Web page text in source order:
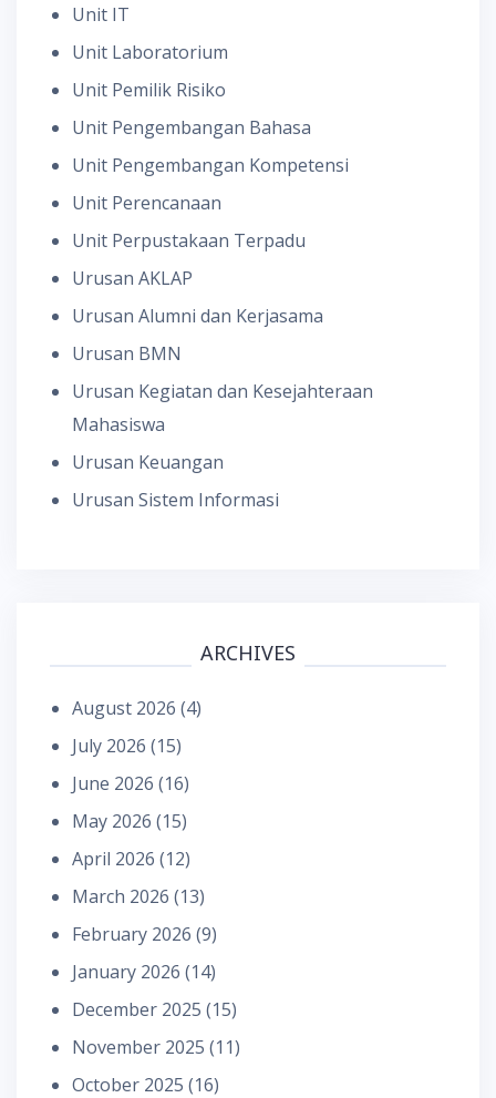
Unit IT
Unit Laboratorium
Unit Pemilik Risiko
Unit Pengembangan Bahasa
Unit Pengembangan Kompetensi
Unit Perencanaan
Unit Perpustakaan Terpadu
Urusan AKLAP
Urusan Alumni dan Kerjasama
Urusan BMN
Urusan Kegiatan dan Kesejahteraan
Mahasiswa
Urusan Keuangan
Urusan Sistem Informasi
ARCHIVES
August 2026 (4)
July 2026 (15)
June 2026 (16)
May 2026 (15)
April 2026 (12)
March 2026 (13)
February 2026 (9)
January 2026 (14)
December 2025 (15)
November 2025 (11)
October 2025 (16)